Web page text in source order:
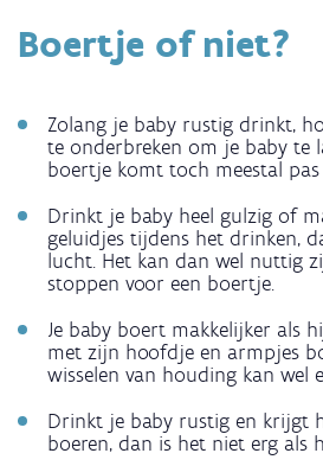
Boertje of niet?
Zolang je baby rustig drinkt,
te onderbreken om je baby te
boertje komt toch meestal
Drinkt je baby heel gulzig of
geluidjes tijdens het drinken,
lucht. Het kan dan wel nuttig
stoppen voor een boertje.
Je baby boert makkelijker als
met zijn hoofdje en armpjes
wisselen van houding kan wel
Drinkt je baby rustig en krijgt
boeren, dan is het niet erg als